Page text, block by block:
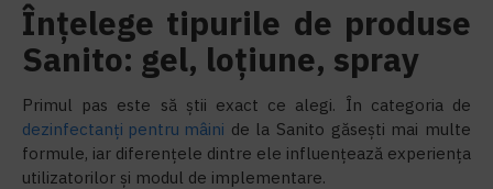
Înțelege tipurile de produse
Sanito: gel, loțiune, spray
Primul pas este să știi exact ce alegi. În categoria de
dezinfectanți pentru mâini de la Sanito găsești mai multe
formule, iar diferențele dintre ele influențează experiența
utilizatorilor și modul de implementare.